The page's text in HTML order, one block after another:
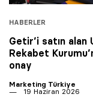
HABERLER
Getir’i satın alan
Rekabet
onay
Marketing Türkiye
19 Haziran 2026